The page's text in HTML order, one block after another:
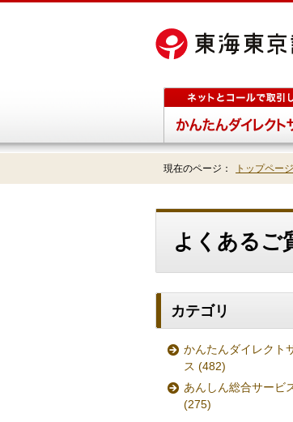
現在のページ： トップページ
よくあるご
カテゴリ
かんたんダイレクト
ス (482)
あんしん総合サービ
(275)